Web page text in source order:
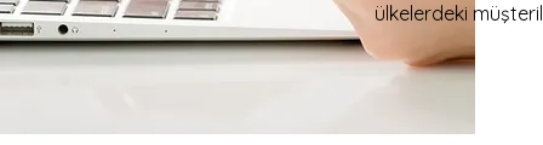
ülkelerdeki